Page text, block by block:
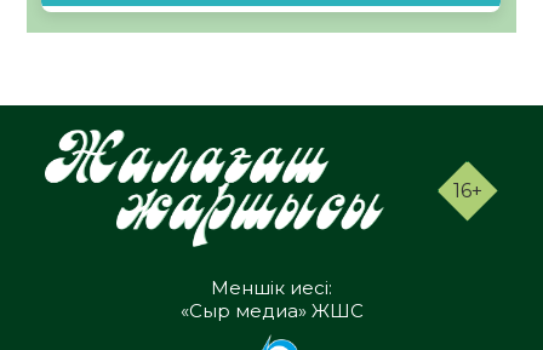
16+
Меншік иесі:
«Сыр медиа» ЖШС